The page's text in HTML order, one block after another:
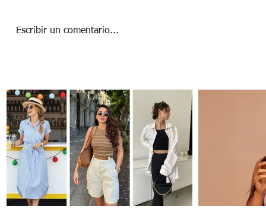
Escribir un comentario...